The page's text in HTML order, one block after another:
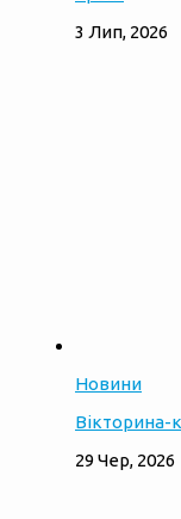
3 Лип, 2026
Новини
Вікторина-
29 Чер, 2026